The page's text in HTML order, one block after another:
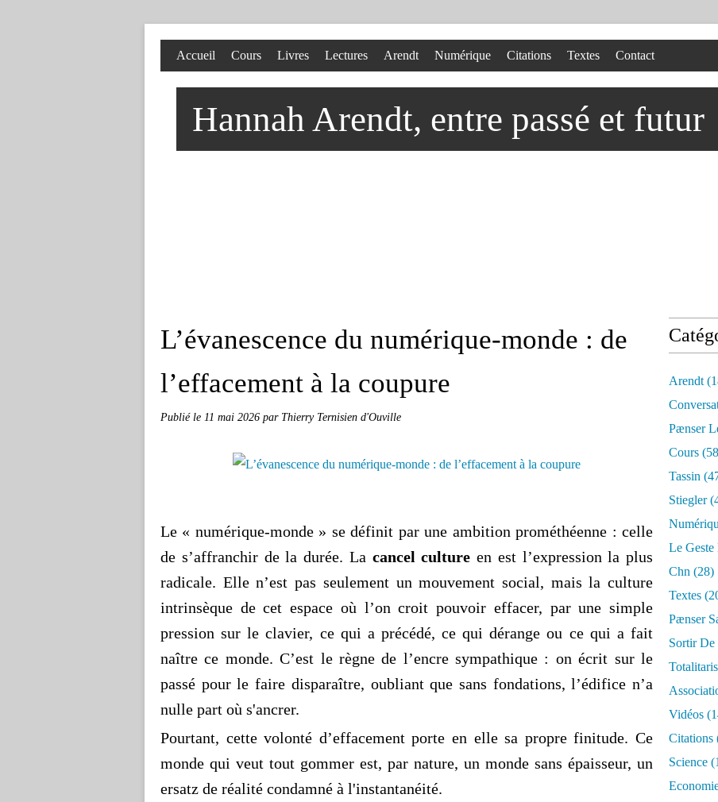
Hannah Arendt, entre passé et futur
Accueil Cours Livres Lectures Arendt Numérique Citations Textes Contact
L’évanescence du numérique-monde : de
l’effacement à la coupure
Publié le 11 mai 2026 par Thierry Ternisien d'Ouville
Le « numérique-monde » se définit par une ambition prométhéenne : celle
de s’affranchir de la durée. La cancel culture en est l’expression la plus
radicale. Elle n’est pas seulement un mouvement social, mais la culture
intrinsèque de cet espace où l’on croit pouvoir effacer, par une simple
pression sur le clavier, ce qui a précédé, ce qui dérange ou ce qui a fait
naître ce monde. C’est le règne de l’encre sympathique : on écrit sur le
passé pour le faire disparaître, oubliant que sans fondations, l’édifice n’a
nulle part où s'ancrer.
Pourtant, cette volonté d’effacement porte en elle sa propre finitude. Ce
monde qui veut tout gommer est, par nature, un monde sans épaisseur, un
ersatz de réalité condamné à l'instantanéité.
Arendt
Pænser
Cours
Tassin
Stiegler
Le Geste
Chn (28)
Textes
Pænser
Sortir De
Vidéos
Citations
Science